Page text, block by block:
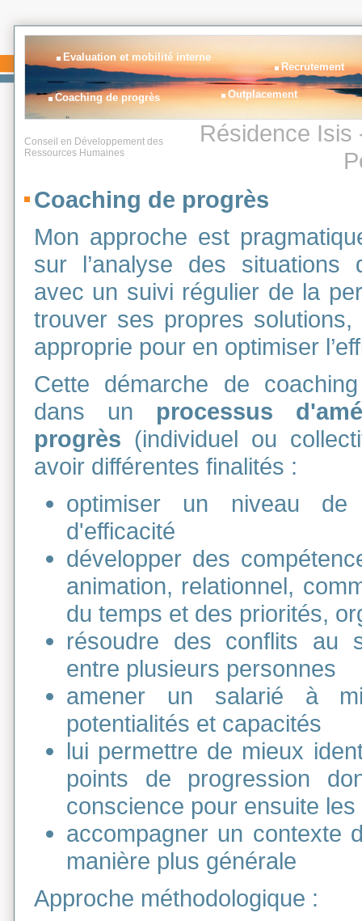
Evaluation et mobilité interne
Coaching de progrès
Recrutement
Outplacement
Conseil en Développement des
Ressources Humaines
Résidence Isis
Coaching de progrès
Mon approche est
sur l’analyse des situations
avec un suivi régulier de la
trouver ses propres solutions,
approprie pour en optimiser
Cette démarche de
dans un processus
progrès (individuel ou
avoir différentes finalités :
optimiser un niveau de
d'efficacité
développer des
animation, relationnel,
du temps et des priorités,
résoudre des conflits au
entre plusieurs personnes
amener un salarié à
potentialités et capacités
lui permettre de mieux
points de progression
conscience pour ensuite
accompagner un contexte
manière plus générale
Approche méthodologique :